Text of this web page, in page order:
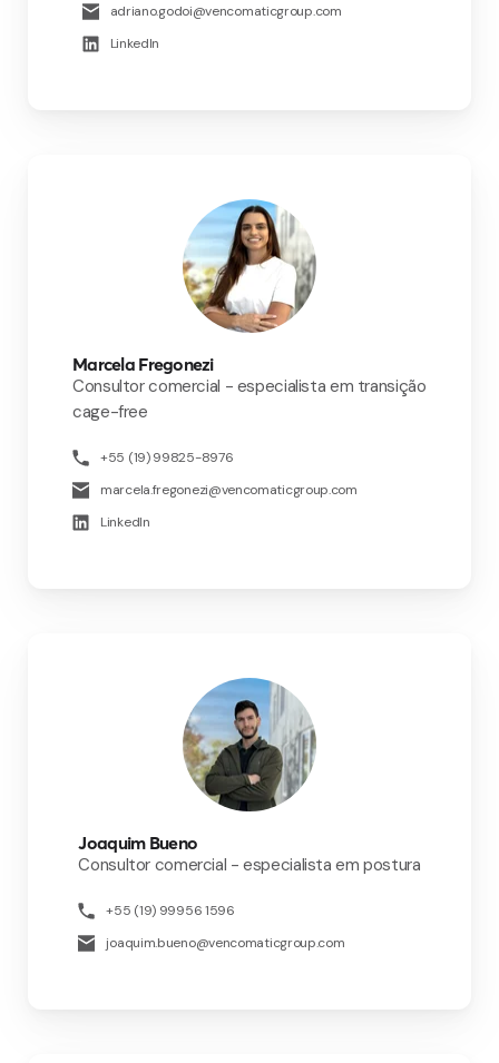
adriano.godoi@vencomaticgroup.com
LinkedIn
Marcela Fregonezi
Consultor comercial - especialista em transição
cage-free
+55 (19) 99825-8976
marcela.fregonezi@vencomaticgroup.com
LinkedIn
Joaquim Bueno
Consultor comercial - especialista em postura
+55 (19) 99956 1596
joaquim.bueno@vencomaticgroup.com